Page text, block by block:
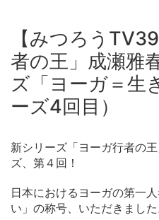
【みつろう
者の王」成瀬雅
ズ「ヨーガ＝生
ーズ4回目）
新シリーズ「ヨーガ行者の
ズ、第４回！
日本におけるヨーガの第一
い」の称号、いただきました